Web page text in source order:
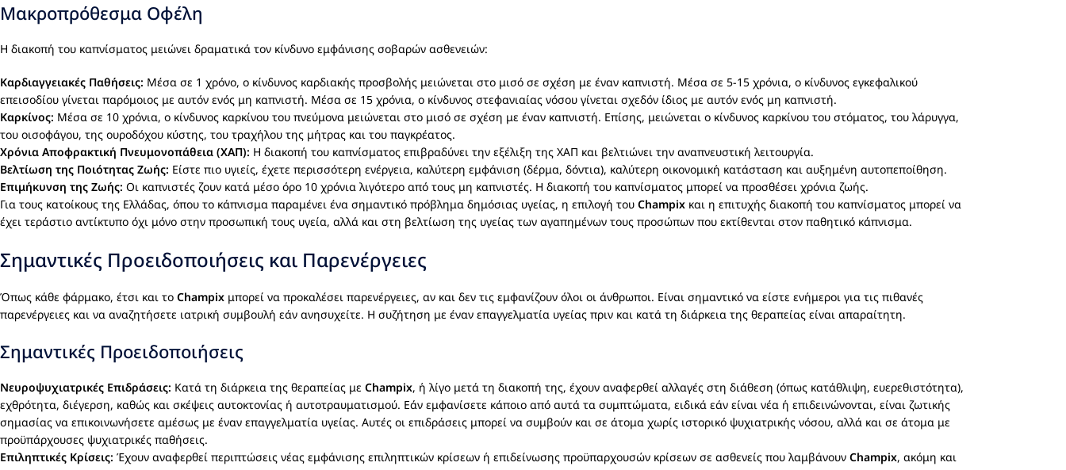
Μακροπρόθεσμα Οφέλη
Η διακοπή του καπνίσματος μειώνει δραματικά τον κίνδυνο εμφάνισης σοβαρών ασθενειών:
Καρδιαγγειακές Παθήσεις: Μέσα σε 1 χρόνο, ο κίνδυνος καρδιακής προσβολής μειώνεται στο μισό σε σχέση με έναν καπνιστή. Μέσα σε 5-15 χρόνια, ο κίνδυνος εγκεφαλικού
επεισοδίου γίνεται παρόμοιος με αυτόν ενός μη καπνιστή. Μέσα σε 15 χρόνια, ο κίνδυνος στεφανιαίας νόσου γίνεται σχεδόν ίδιος με αυτόν ενός μη καπνιστή.
Καρκίνος: Μέσα σε 10 χρόνια, ο κίνδυνος καρκίνου του πνεύμονα μειώνεται στο μισό σε σχέση με έναν καπνιστή. Επίσης, μειώνεται ο κίνδυνος καρκίνου του στόματος, του λάρυγγα,
του οισοφάγου, της ουροδόχου κύστης, του τραχήλου της μήτρας και του παγκρέατος.
Χρόνια Αποφρακτική Πνευμονοπάθεια (ΧΑΠ): Η διακοπή του καπνίσματος επιβραδύνει την εξέλιξη της ΧΑΠ και βελτιώνει την αναπνευστική λειτουργία.
Βελτίωση της Ποιότητας Ζωής: Είστε πιο υγιείς, έχετε περισσότερη ενέργεια, καλύτερη εμφάνιση (δέρμα, δόντια), καλύτερη οικονομική κατάσταση και αυξημένη αυτοπεποίθηση.
Επιμήκυνση της Ζωής: Οι καπνιστές ζουν κατά μέσο όρο 10 χρόνια λιγότερο από τους μη καπνιστές. Η διακοπή του καπνίσματος μπορεί να προσθέσει χρόνια ζωής.
Για τους κατοίκους της Ελλάδας, όπου το κάπνισμα παραμένει ένα σημαντικό πρόβλημα δημόσιας υγείας, η επιλογή του Champix και η επιτυχής διακοπή του καπνίσματος μπορεί να
έχει τεράστιο αντίκτυπο όχι μόνο στην προσωπική τους υγεία, αλλά και στη βελτίωση της υγείας των αγαπημένων τους προσώπων που εκτίθενται στον παθητικό κάπνισμα.
Σημαντικές Προειδοποιήσεις και Παρενέργειες
Όπως κάθε φάρμακο, έτσι και το Champix μπορεί να προκαλέσει παρενέργειες, αν και δεν τις εμφανίζουν όλοι οι άνθρωποι. Είναι σημαντικό να είστε ενήμεροι για τις πιθανές
παρενέργειες και να αναζητήσετε ιατρική συμβουλή εάν ανησυχείτε. Η συζήτηση με έναν επαγγελματία υγείας πριν και κατά τη διάρκεια της θεραπείας είναι απαραίτητη.
Σημαντικές Προειδοποιήσεις
Νευροψυχιατρικές Επιδράσεις: Κατά τη διάρκεια της θεραπείας με Champix, ή λίγο μετά τη διακοπή της, έχουν αναφερθεί αλλαγές στη διάθεση (όπως κατάθλιψη, ευερεθιστότητα),
εχθρότητα, διέγερση, καθώς και σκέψεις αυτοκτονίας ή αυτοτραυματισμού. Εάν εμφανίσετε κάποιο από αυτά τα συμπτώματα, ειδικά εάν είναι νέα ή επιδεινώνονται, είναι ζωτικής
σημασίας να επικοινωνήσετε αμέσως με έναν επαγγελματία υγείας. Αυτές οι επιδράσεις μπορεί να συμβούν και σε άτομα χωρίς ιστορικό ψυχιατρικής νόσου, αλλά και σε άτομα με
προϋπάρχουσες ψυχιατρικές παθήσεις.
Επιληπτικές Κρίσεις: Έχουν αναφερθεί περιπτώσεις νέας εμφάνισης επιληπτικών κρίσεων ή επιδείνωσης προϋπαρχουσών κρίσεων σε ασθενείς που λαμβάνουν Champix, ακόμη και